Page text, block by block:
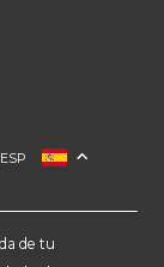
ESP
de tu